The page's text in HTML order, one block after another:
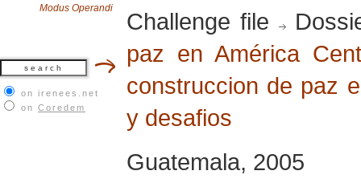
Modus Operandi
on irenees.net
on Coredem
Challenge file
paz en América
construccion de paz
y desafios
Guatemala, 2005